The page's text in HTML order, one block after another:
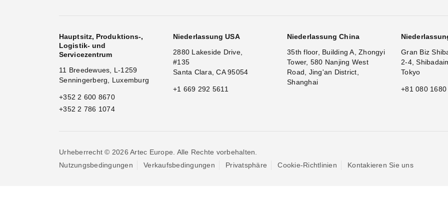
Hauptsitz, Produktions-,
Logistik- und
Servicezentrum
11 Breedewues, L-1259
Senningerberg, Luxemburg
+352 2 600 8670
+352 2 786 1074
Niederlassung USA
2880 Lakeside Drive,
#135
Santa Clara, CA 95054
+1 669 292 5611
Niederlassung China
35th floor, Building A, Zhongyi
Tower, 580 Nanjing West
Road, Jing'an District,
Shanghai
Gran Biz
2-4,
Tokyo
+81 080
Urheberrecht © 2026 Artec Europe. Alle Rechte vorbehalten.
Nutzungsbedingungen
Verkaufsbedingungen Privatsphäre Cookie-Richtlinien Kontakieren Sie uns